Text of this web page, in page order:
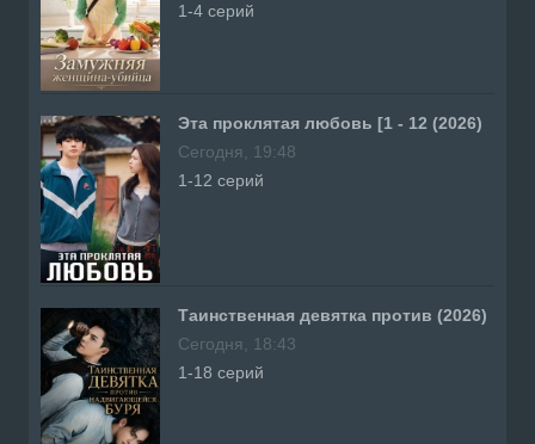
1-4 серий
Эта проклятая любовь [1 - 12 (2026)
Сегодня, 19:48
1-12 серий
Таинственная девятка против (2026)
Сегодня, 18:43
1-18 серий